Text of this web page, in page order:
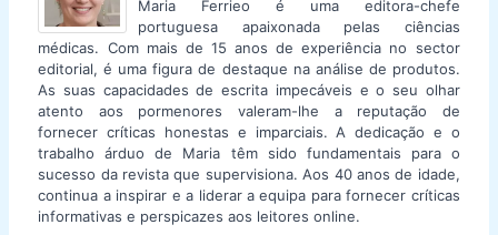
Maria Ferrieo é uma editora-chefe
portuguesa apaixonada pelas ciências
médicas. Com mais de 15 anos de experiência no sector
editorial, é uma figura de destaque na análise de produtos.
As suas capacidades de escrita impecáveis e o seu olhar
atento aos pormenores valeram-lhe a reputação de
fornecer críticas honestas e imparciais. A dedicação e o
trabalho árduo de Maria têm sido fundamentais para o
sucesso da revista que supervisiona. Aos 40 anos de idade,
continua a inspirar e a liderar a equipa para fornecer críticas
informativas e perspicazes aos leitores online.